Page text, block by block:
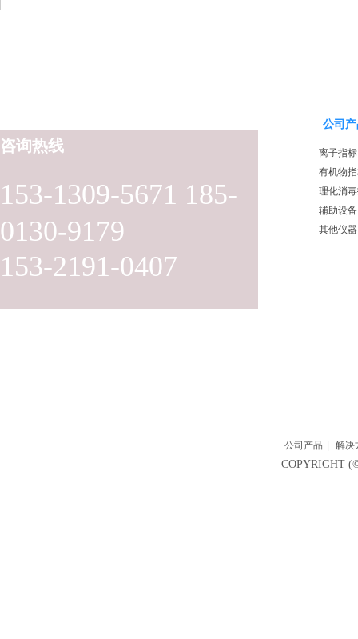
153-1309-5671 185-
0130-9179
153-2191-0407
咨询热线
公司
离子指标
有机物
理化消
辅助设备
其他仪器
公司产品 解决
COPYRIGHT